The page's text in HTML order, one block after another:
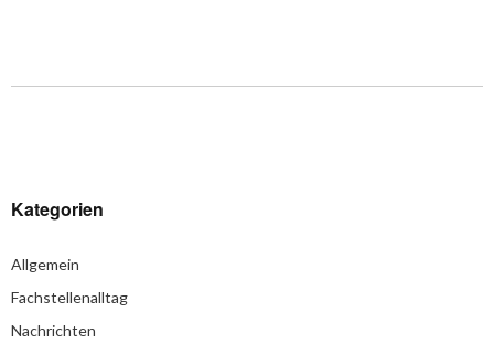
Kategorien
Allgemein
Fachstellenalltag
Nachrichten